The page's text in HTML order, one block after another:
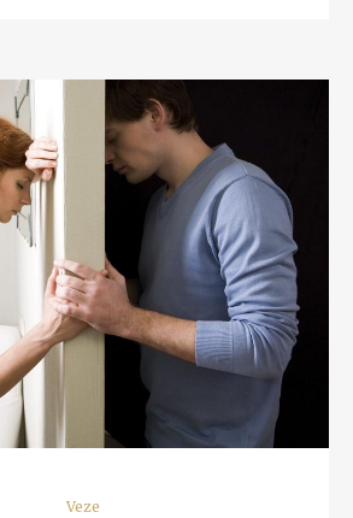
READ MORE
Veze